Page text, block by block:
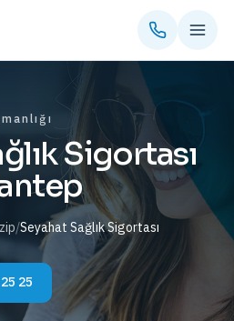
Sigortası
/Seyahat Sağlık Sigortası
25